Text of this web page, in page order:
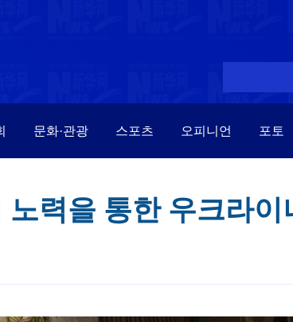
문화·관광 스포츠 오피니언 포토
노력을 통한 우크라